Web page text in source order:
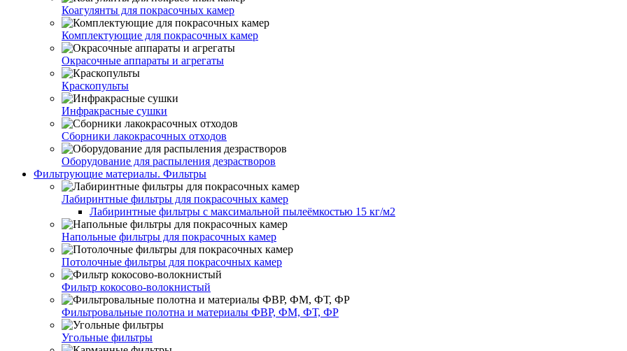
Коагулянты для покрасочных камер
Комплектующие для покрасочных камер
Окрасочные аппараты и агрегаты
Краскопульты
Инфракрасные сушки
Сборники лакокрасочных отходов
Оборудование для распыления дезрастворов
Фильтрующие материалы. Фильтры
Лабиринтные фильтры для покрасочных камер
Лабиринтные фильтры с максимальной пылеёмкостью 15 кг/м2
Напольные фильтры для покрасочных камер
Потолочные фильтры для покрасочных камер
Фильтр кокосово-волокнистый
Фильтровальные полотна и материалы ФВР, ФМ, ФТ, ФР
Угольные фильтры